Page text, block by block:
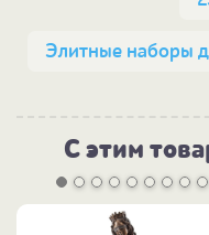
Элитные наборы
С этим